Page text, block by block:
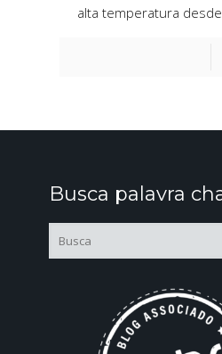
alta temperatura desde
Busca palavra